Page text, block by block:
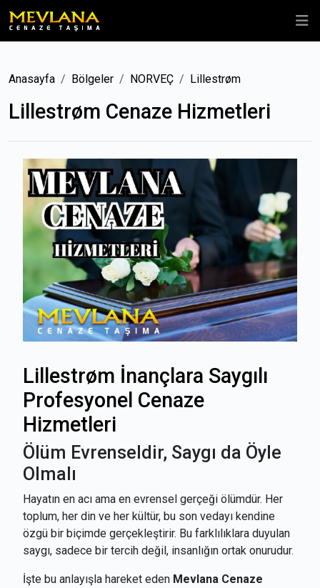
Anasayfa Bölgeler NORVEÇ Lillestrøm
Lillestrøm Cenaze Hizmetleri
Lillestrøm İnançlara Saygılı
Profesyonel Cenaze
Hizmetleri
Ölüm Evrenseldir, Saygı da Öyle
Olmalı
Hayatın en acı ama en evrensel gerçeği ölümdür. Her
toplum, her din ve her kültür, bu son vedayı kendine
özgü bir biçimde gerçekleştirir. Bu farklılıklara duyulan
saygı, sadece bir tercih değil, insanlığın ortak onurudur.
İşte bu anlayışla hareket eden Mevlana Cenaze